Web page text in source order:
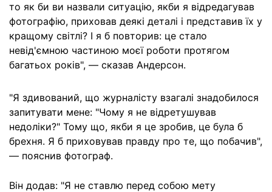
то як би ви назвали ситуацію, якби я відредагував
фотографію, приховав деякі деталі і представив їх у
кращому світлі? І я б повторив: це стало
невід'ємною частиною моєї роботи протягом
багатьох років", — сказав Андерсон.
"Я здивований, що журналісту взагалі знадобилося
запитувати мене: "Чому я не відретушував
недоліки?" Тому що, якби я це зробив, це була б
брехня. Я б приховував правду про те, що побачив",
— пояснив фотограф.
Він додав: "Я не ставлю перед собою мету